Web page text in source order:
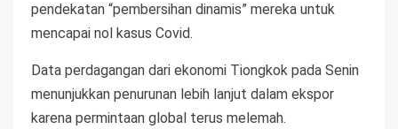
pendekatan “pembersihan dinamis” mereka untuk
mencapai nol kasus Covid.
Data perdagangan dari ekonomi Tiongkok pada Senin
menunjukkan penurunan lebih lanjut dalam ekspor
karena permintaan global terus melemah.